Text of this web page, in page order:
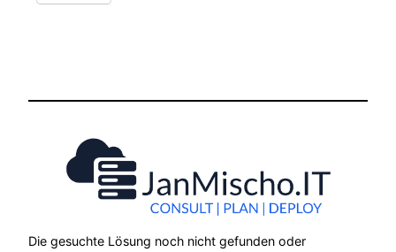
Die gesuchte Lösung noch nicht gefunden oder